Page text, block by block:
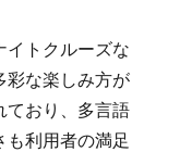
イトクルーズな
彩な楽しみ方が
ており、多言語
利用者の満足